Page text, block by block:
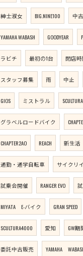
紳士淑女 BIG.NINE100 中
YAMAHA WABASH GOODYEAR
ラビチ 最初の1台 閉店時
スタッフ募集 雨 中止
GIOS ミストラル
グラベルロードバイク
CHAPTER2AO REACH 新生活
通勤・通学自転車 サイクリ
試乗会開催 RANGER EVO
MIYATA E-バイク GRAN SPEED
SCULTURA4000 愛知 GW期
委託中古販売 YAMAHA